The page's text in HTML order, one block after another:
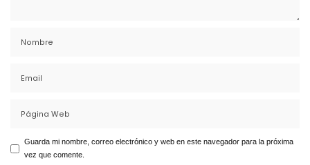
Guarda mi nombre, correo electrónico y web en este navegador para la próxima
vez que comente.